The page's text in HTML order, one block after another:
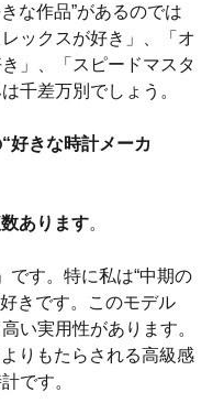
な作品”があるのでは
ックスが好き」、「オ
」、「スピードマスタ
千差万別でしょう。
好きな時計メーカ
あります。
」です。特に私は“中期の
きです。このモデル
い実用性があります。
りもたらされる高級感
です。